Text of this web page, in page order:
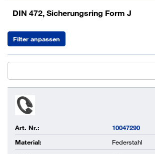
DIN 472, Sicherungsring Form J
Filter anpassen
Art. Nr.:
10047290
Material:
Federstahl